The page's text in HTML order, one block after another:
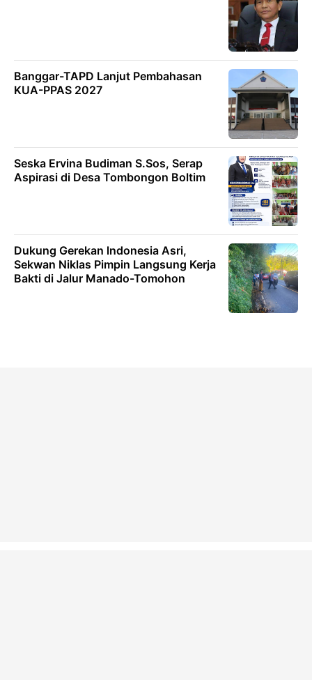
Banggar-TAPD Lanjut Pembahasan
KUA-PPAS 2027
Seska Ervina Budiman S.Sos, Serap
Aspirasi di Desa Tombongon Boltim
Dukung Gerekan lndonesia Asri,
Sekwan Niklas Pimpin Langsung Kerja
Bakti di Jalur Manado-Tomohon